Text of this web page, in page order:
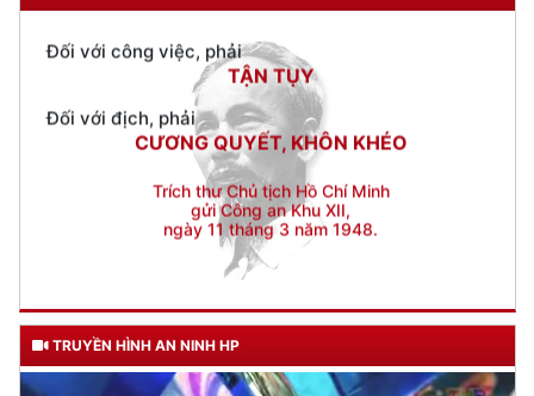
Đối với địch, phải
CƯƠNG QUYẾT, KHÔN KHÉO
Trích thư Chủ tịch Hồ Chí Minh
gửi Công an Khu XII,
ngày 11 tháng 3 năm 1948.
TRUYỀN HÌNH AN NINH HP